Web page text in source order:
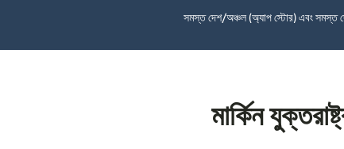
সমস্ত দেশ/অঞ্চল (অ্যাপ স্টোর) এবং সমস্ত
মার্কিন